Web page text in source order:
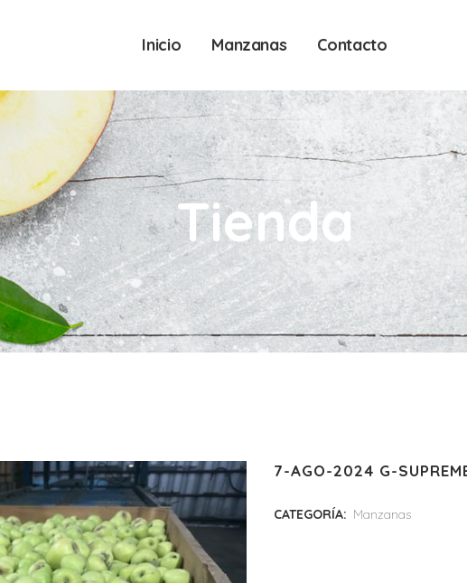
Inicio Manzanas Contacto
Tienda
7-AGO-2024 G-
CATEGORÍA: Manzanas